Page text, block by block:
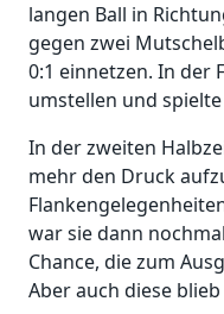
langen Ball in
gegen zwei
0:1 einnetzen. In der
umstellen und
In der zweiten
mehr den Druck
war sie dann
Chance, die zum
Aber auch diese